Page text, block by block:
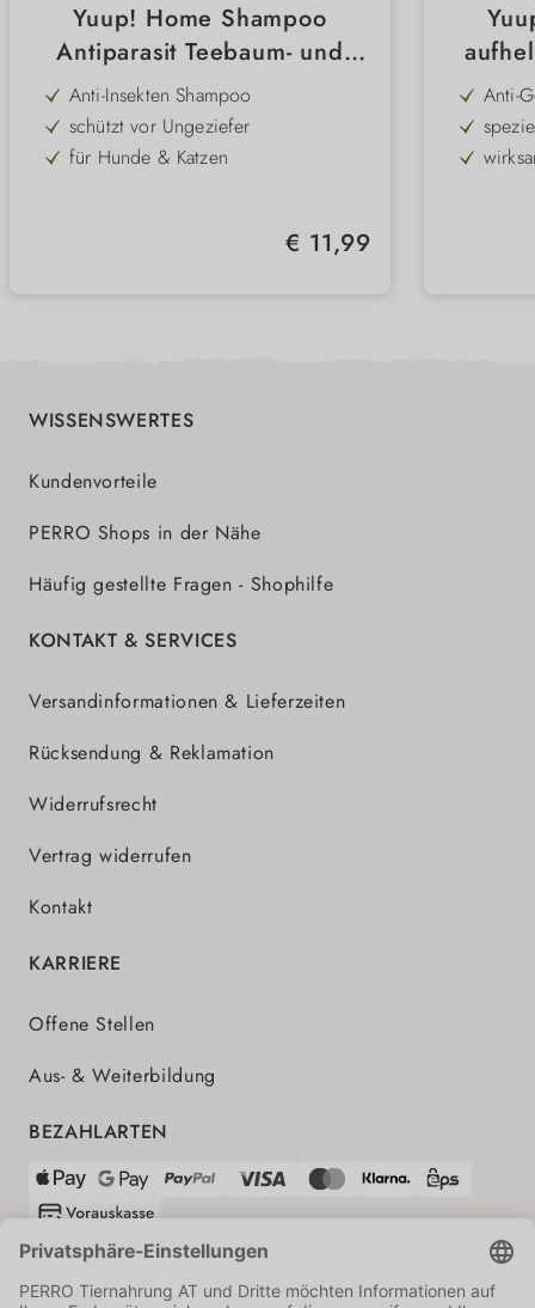
Yuup! Home Shampoo
Antiparasit Teebaum- und
Neemöl
Anti-Insekten Shampoo
schützt vor Ungeziefer
für Hunde & Katzen
Regulärer Preis:
€ 11,99
Anti-
WISSENSWERTES
Kundenvorteile
PERRO Shops in der Nähe
Häufig gestellte Fragen - Shophilfe
KONTAKT & SERVICES
Versandinformationen & Lieferzeiten
Rücksendung & Reklamation
Widerrufsrecht
Vertrag widerrufen
Kontakt
KARRIERE
Offene Stellen
Aus- & Weiterbildung
BEZAHLARTEN
VERSANDPARTNER